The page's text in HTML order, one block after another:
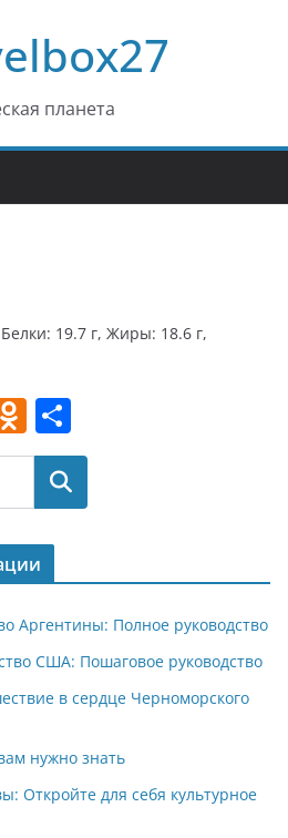
планета
19.7 г, Жиры: 18.6 г,
O
d
o
kl
a
ss
ni
ki
т
п
р
в
и
т
ь
Поиск
Аргентины: Полное руководство
США: Пошаговое руководство
в сердце Черноморского
нужно знать
Откройте для себя культурное